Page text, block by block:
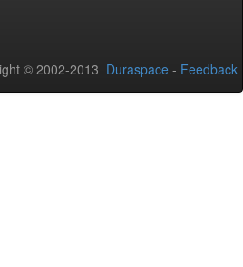
© 2002-2013 Duraspace - Feedback